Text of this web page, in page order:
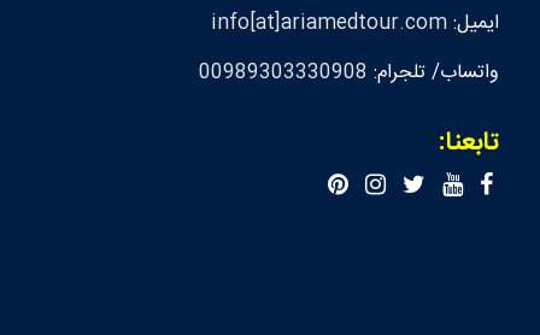
ايميل:info[at]ariamedtour.com
واتساب/ تلجرام: 00989303330908
تابعنا: